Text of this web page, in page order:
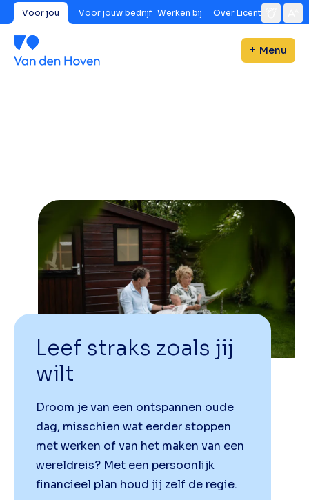
Voor jou Voor jouw bedrijf Werken bij Over Licent
Menu
Leef straks zoals jij
wilt
Droom je van een ontspannen oude
dag, misschien wat eerder stoppen
met werken of van het maken van een
wereldreis? Met een persoonlijk
financieel plan houd jij zelf de regie.